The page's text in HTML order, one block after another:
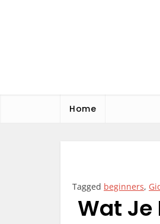
MS Office
Home
Tagged beginners,
Wat Je